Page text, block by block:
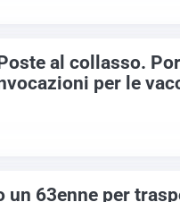
al collasso.
per le
un 63enne per